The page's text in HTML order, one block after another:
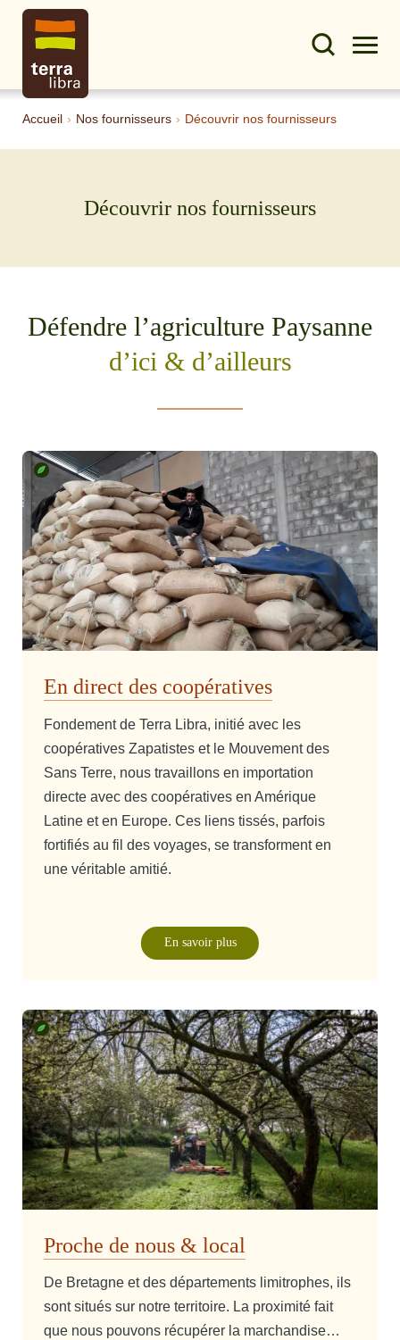
Accueil › Nos fournisseurs › Découvrir nos fournisseurs
Découvrir nos fournisseurs
Défendre l’agriculture Paysanne
d’ici & d’ailleurs
En direct des coopératives
Fondement de Terra Libra, initié avec les
coopératives Zapatistes et le Mouvement des
Sans Terre, nous travaillons en importation
directe avec des coopératives en Amérique
Latine et en Europe. Ces liens tissés, parfois
fortifiés au fil des voyages, se transforment en
une véritable amitié.
En savoir plus
Proche de nous & local
De Bretagne et des départements limitrophes, ils
sont situés sur notre territoire. La proximité fait
que nous pouvons récupérer la marchandise…